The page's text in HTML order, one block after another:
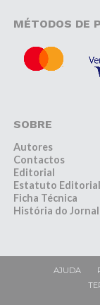
MÉTODOS DE
SOBRE
Autores
Contactos
Editorial
Estatuto Editorial
Ficha Técnica
História do Jornal
AJUDA